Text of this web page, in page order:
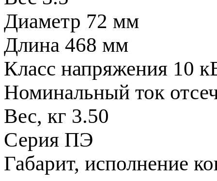
Диаметр 72 мм
Длина 468 мм
Класс напряжения 10
Номинальный ток
Вес, кг 3.50
Серия ПЭ
Габарит, исполнение